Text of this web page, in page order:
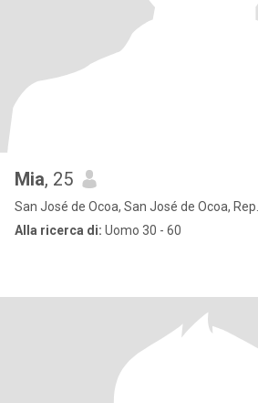
Mia, 25
San José de Ocoa, San José de Ocoa,
Alla ricerca di: Uomo 30 - 60